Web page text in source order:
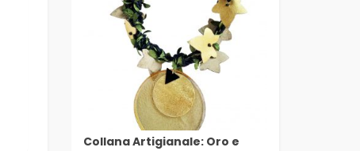
Collana Artigianale: Oro e